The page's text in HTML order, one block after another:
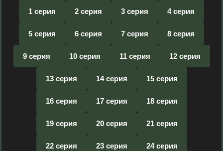
1 серия 2 серия 3 серия 4 серия
5 серия 6 серия 7 серия 8 серия
9 серия 10 серия 11 серия 12 серия
13 серия 14 серия 15 серия
16 серия 17 серия 18 серия
19 серия 20 серия 21 серия
22 серия 23 серия 24 серия